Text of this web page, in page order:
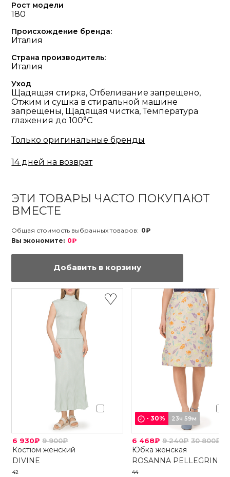
Рост модели
180
Происхождение бренда:
Италия
Страна производитель:
Италия
Уход
Щадящая стирка, Отбеливание запрещено,
Отжим и сушка в стиральной машине
запрещены, Щадящая чистка, Температура
глажения до 100°С
Только оригинальные бренды
14 дней на возврат
ЭТИ ТОВАРЫ ЧАСТО ПОКУПАЮТ
ВМЕСТЕ
Общая стоимость выбранных товаров: 0₽
Вы экономите: 0₽
Добавить в корзину
6 930₽ 9 900₽
Костюм женский
DIVINE
42
-30% 23ч 59м
6 468₽ 9 240₽ 30 800₽
Юбка женская
ROSANNA PELLEGRINI
44